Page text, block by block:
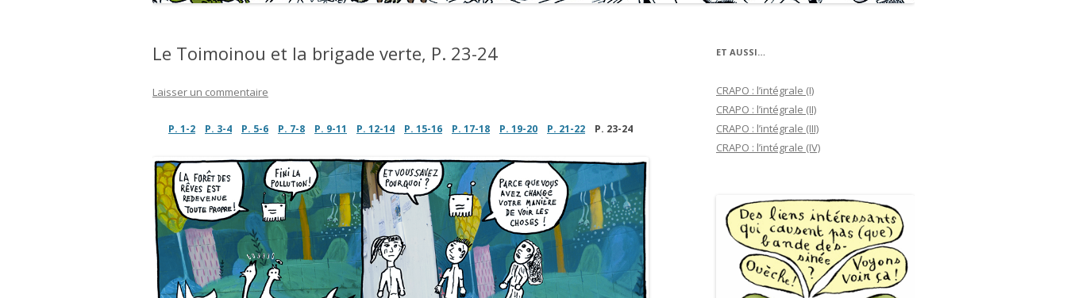
Le Toimoinou et la brigade verte, P. 23-24
Laisser un commentaire
P. 1-2 P. 3-4 P. 5-6 P. 7-8 P. 9-11 P. 12-14 P. 15-16 P. 17-18 P. 19-20 P. 21-22P. 23-24
ET AUSSI…
CRAPO : l’intégrale (I)
CRAPO : l’intégrale (II)
CRAPO : l’intégrale (III)
CRAPO : l’intégrale (IV)